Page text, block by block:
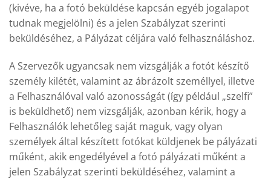
(kivéve, ha a fotó beküldése kapcsán egyéb jogalapot
tudnak megjelölni) és a jelen Szabályzat szerinti
beküldéséhez, a Pályázat céljára való felhasználáshoz.
A Szervezők ugyancsak nem vizsgálják a fotót készítő
személy kilétét, valamint az ábrázolt személlyel, illetve
a Felhasználóval való azonosságát (így például „szelfi”
is beküldhető) nem vizsgálják, azonban kérik, hogy a
Felhasználók lehetőleg saját maguk, vagy olyan
személyek által készített fotókat küldjenek be pályázati
műként, akik engedélyével a fotó pályázati műként a
jelen Szabályzat szerinti beküldéséhez, valamint a